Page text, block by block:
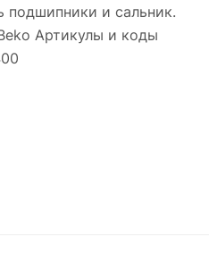
подшипники и сальник.
Артикулы и коды